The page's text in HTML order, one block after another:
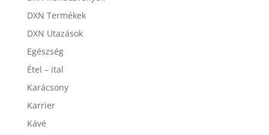
DXN Termékek
DXN Utazások
Egészség
Étel – ital
Karácsony
Karrier
Kávé